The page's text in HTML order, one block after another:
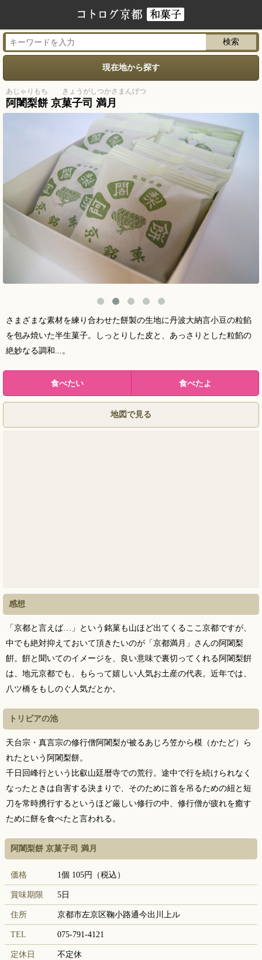
現在地から探す
あじゃりもち きょうがしつかさまんげつ
阿闍梨餅 京菓子司 満月
さまざまな素材を練り合わせた餅製の生地に丹波大納言小豆の粒餡
を包み焼いた半生菓子。しっとりした皮と、あっさりとした粒餡の
絶妙なる調和...。
地図で見る
感想
「京都と言えば…」という銘菓も山ほど出てくるここ京都ですが、
中でも絶対抑えておいて頂きたいのが「京都満月」さんの阿闍梨
餠。餠と聞いてのイメージを、良い意味で裏切ってくれる阿闍梨餠
は、地元京都でも、もらって嬉しい人気お土産の代表。近年では、
八ツ橋をもしのぐ人気だとか。
トリビアの池
天台宗・真言宗の修行僧阿闍梨が被るあじろ笠から模（かたど）ら
れたという阿闍梨餅。
千日回峰行という比叡山廷暦寺での荒行。途中で行を続けられなく
なったときは自害する決まりで、そのために首を吊るための紐と短
刀を常時携行するというほど厳しい修行の中、修行僧が疲れを癒す
ために餅を食べたと言われる。
阿闍梨餅 京菓子司 満月
価格 1個 105円（税込）
賞味期限 5日
住所 京都市左京区鞠小路通今出川上ル
TEL 075-791-4121
定休日 不定休